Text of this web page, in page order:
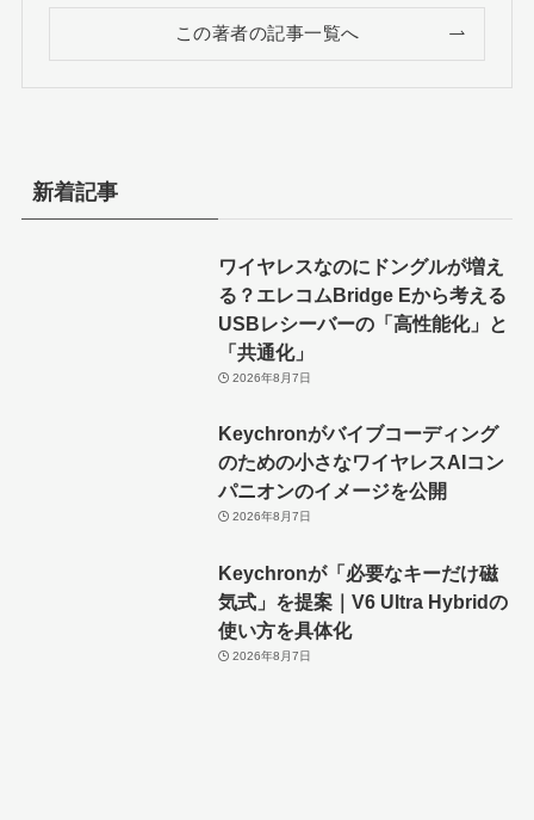
この著者の記事一覧へ
新着記事
ワイヤレスなのにドングルが増え
る？エレコムBridge Eから考える
USBレシーバーの「高性能化」と
「共通化」
2026年8月7日
Keychronがバイブコーディング
のための小さなワイヤレスAIコン
パニオンのイメージを公開
2026年8月7日
Keychronが「必要なキーだけ磁
気式」を提案｜V6 Ultra Hybridの
使い方を具体化
2026年8月7日